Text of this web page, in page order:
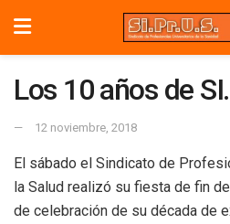
Los 10 años de
12 noviembre, 2018
El sábado el Sindicato de
la Salud realizó su fiesta de fin
de celebración de su década de